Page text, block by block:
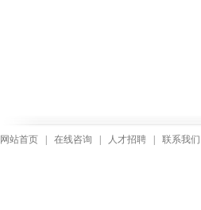
网站首页 在线咨询 人才招聘 联系我们